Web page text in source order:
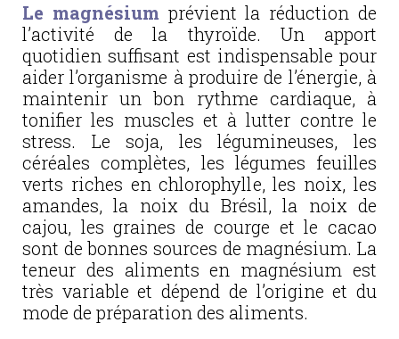
Le magnésium prévient la réduction de
l’activité de la thyroïde. Un apport
quotidien suffisant est indispensable pour
aider l’organisme à produire de l’énergie, à
maintenir un bon rythme cardiaque, à
tonifier les muscles et à lutter contre le
stress. Le soja, les légumineuses, les
céréales complètes, les légumes feuilles
verts riches en chlorophylle, les noix, les
amandes, la noix du Brésil, la noix de
cajou, les graines de courge et le cacao
sont de bonnes sources de magnésium. La
teneur des aliments en magnésium est
très variable et dépend de l’origine et du
mode de préparation des aliments.